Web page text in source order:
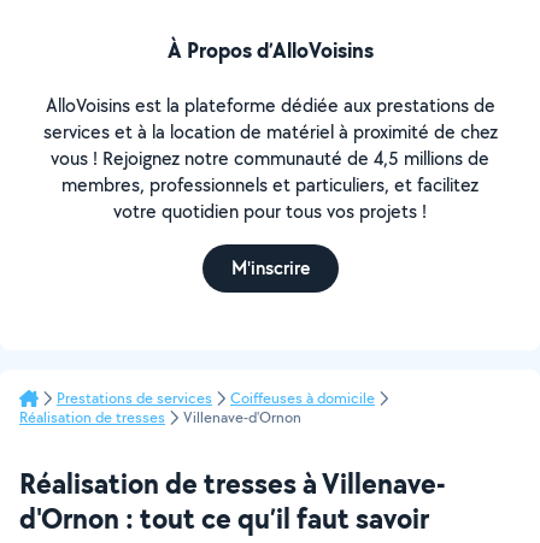
À Propos d’AlloVoisins
AlloVoisins est la plateforme dédiée aux prestations de
services et à la location de matériel à proximité de chez
vous ! Rejoignez notre communauté de 4,5 millions de
membres, professionnels et particuliers, et facilitez
votre quotidien pour tous vos projets !
M'inscrire
Prestations de services
Coiffeuses à domicile
Réalisation de tresses
Villenave-d'Ornon
Réalisation de tresses à Villenave-
d'Ornon : tout ce qu’il faut savoir